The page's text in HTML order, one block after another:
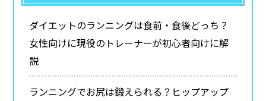
ダイエットのランニングは食前・食後どっち？
女性向けに現役のトレーナーが初心者向けに解
説
ランニングでお尻は鍛えられる？ヒップアップ